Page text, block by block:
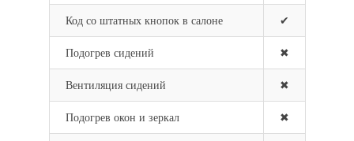
Код со штатных кнопок в салоне ✔
Подогрев сидений ✖
Вентиляция сидений ✖
Подогрев окон и зеркал ✖